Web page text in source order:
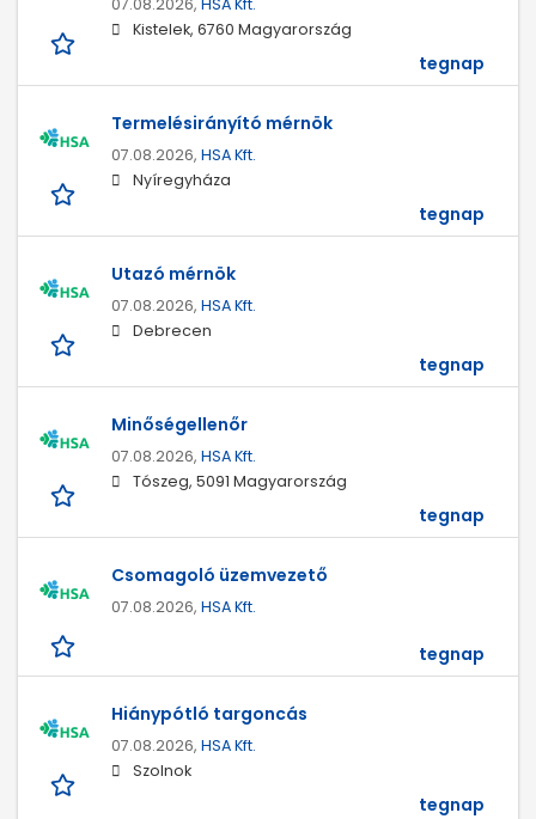
07.08.2026, HSA Kft.
Kistelek, 6760 Magyarország
tegnap
Termelésirányító mérnök
07.08.2026, HSA Kft.
Nyíregyháza
tegnap
Utazó mérnök
07.08.2026, HSA Kft.
Debrecen
tegnap
Minőségellenőr
07.08.2026, HSA Kft.
Tószeg, 5091 Magyarország
tegnap
Csomagoló üzemvezető
07.08.2026, HSA Kft.
tegnap
Hiánypótló targoncás
07.08.2026, HSA Kft.
Szolnok
tegnap